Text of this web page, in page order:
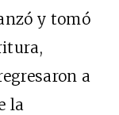
y tomó
a
la